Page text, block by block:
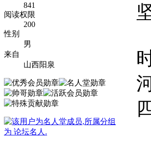
841
阅读权限
200
性别
男
来自
山西阳泉